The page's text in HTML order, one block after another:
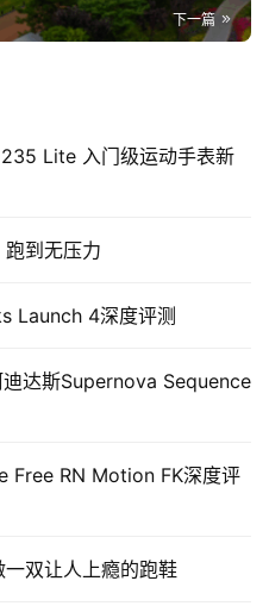
下一篇
Lite 入门级运动手表新
到无压力
Launch 4深度评测
达斯Supernova Sequence
Free RN Motion FK深度评
双让人上瘾的跑鞋